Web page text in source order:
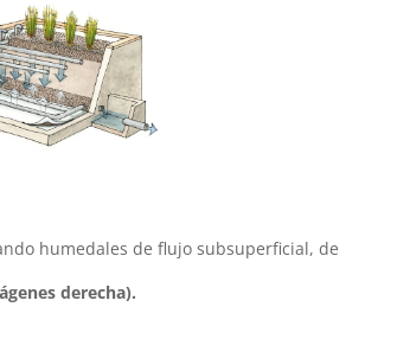
humedales de flujo subsuperficial, de
derecha).